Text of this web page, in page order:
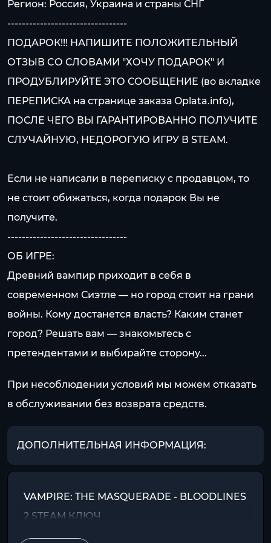
Регион: Россия, Украина и страны СНГ
---------------------------------
ПОДАРОК!!! НАПИШИТЕ ПОЛОЖИТЕЛЬНЫЙ
ОТЗЫВ CО СЛОВАМИ "ХОЧУ ПОДАРОК" И
ПРОДУБЛИРУЙТЕ ЭТО СООБЩЕНИЕ (во вкладке
ПЕРЕПИСКА на странице заказа Oplata.info),
ПОСЛЕ ЧЕГО ВЫ ГАРАНТИРОВАННО ПОЛУЧИТЕ
СЛУЧАЙНУЮ, НЕДОРОГУЮ ИГРУ В STEAM.
Если не написали в переписку с продавцом, то
не стоит обижаться, когда подарок Вы не
получите.
---------------------------------
ОБ ИГРЕ:
Древний вампир приходит в себя в
современном Сиэтле — но город стоит на грани
войны. Кому достанется власть? Каким станет
город? Решать вам — знакомьтесь с
претендентами и выбирайте сторону...
При несоблюдении условий мы можем отказать
в обслуживании без возврата средств.
ДОПОЛНИТЕЛЬНАЯ ИНФОРМАЦИЯ:
VAMPIRE: THE MASQUERADE - BLOODLINES
2 STEAM КЛЮЧ